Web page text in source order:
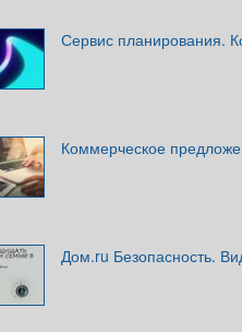
Сервис планирования.
Коммерческое
Дом.ru Безопасность.